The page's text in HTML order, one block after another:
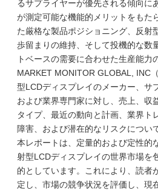
るサプライヤーが優先される傾向に
が測定可能な機能的メリットをもた
た厳格な製品ポジショニング、反射
歩留まりの維持、そして投機的な数
トベースの需要に合わせた生産能力
MARKET MONITOR GLOBAL, INC
型LCDディスプレイのメーカー、サ
および業界専門家に対し、売上、収
タイプ、最近の動向と計画、業界ト
障害、および潜在的なリスクについ
本レポートは、定量的および定性的
射型LCDディスプレイの世界市場を
的としています。これにより、読者
定し、市場の競争状況を評価し、現